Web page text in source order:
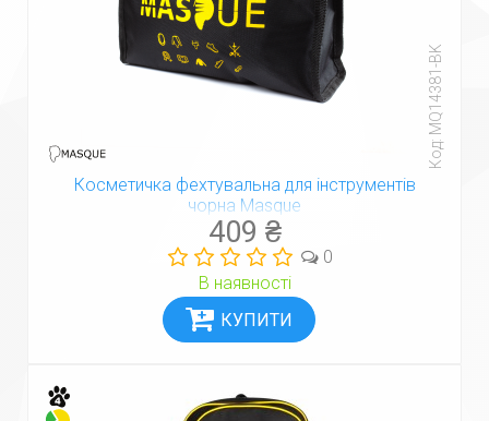
Код: MQ14381-BK
Косметичка фехтувальна для інструментів
чорна Masque
409 ₴
0
В наявності